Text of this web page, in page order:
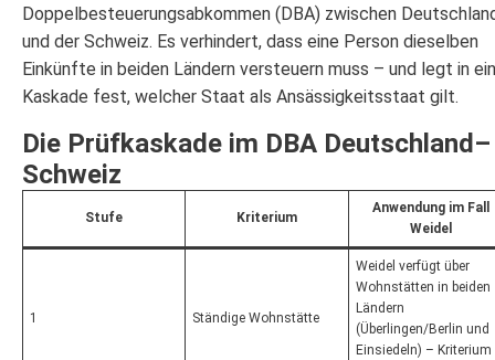
Doppelbesteuerungsabkommen (DBA) zwischen
und der Schweiz. Es verhindert, dass eine Person dieselben
Einkünfte in beiden Ländern versteuern muss – und legt in
Kaskade fest, welcher Staat als Ansässigkeitsstaat gilt.
Die Prüfkaskade im DBA Deutschland–
Schweiz
Stufe Kriterium
Anwendung im Fall
Weidel
1 Ständige Wohnstätte
Weidel verfügt über
Wohnstätten in beiden
Ländern
(Überlingen/Berlin und
Einsiedeln) – Kriterium